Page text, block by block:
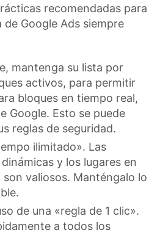
recomendadas para
Google Ads siempre
mantenga su lista por
activos, para permitir
bloques en tiempo real,
Google. Esto se puede
reglas de seguridad.
ilimitado». Las
y los lugares en
son valiosos. Manténgalo lo
de una «regla de 1 clic».
a todos los